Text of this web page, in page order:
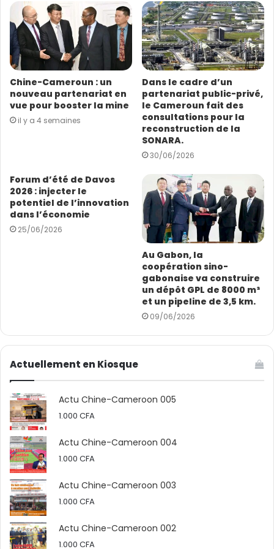
Présentant la vision du gouvernement guinéen en
matière de développement de l’énergie, le ministre
Camara a réaffirmé que l’engagement des autorités
reste à promouvoir des partenariats stratégiques
susceptibles d’accompagner les politiques de son pays
en matière d’infrastructures énergétiques.
Séduits par la présentation du ministre, les
responsables de China Railway First Group Electrical
Engineering Co., Ltd ont exprimé leur volonté de mettre
à profit leur expertise et leur expérience internationale
e
a
d
r
e
s
s
e
E
m
Chine-Cameroun : un
nouveau partenariat en
vue pour booster la mine
il y a 4 semaines
Dans le cadre d’un
partenariat public-privé,
le Cameroun fait des
consultations pour la
reconstruction de la
SONARA.
30/06/2026
Forum d’été de Davos
2026 : injecter le
potentiel de l’innovation
dans l’économie
25/06/2026
Au Gabon, la
coopération sino-
gabonaise va construire
un dépôt GPL de 8000 m³
et un pipeline de 3,5 km.
09/06/2026
Actuellement en Kiosque
Actu Chine-Cameroon 005
1.000 CFA
Actu Chine-Cameroon 004
1.000 CFA
Actu Chine-Cameroon 003
1.000 CFA
Actu Chine-Cameroon 002
1.000 CFA